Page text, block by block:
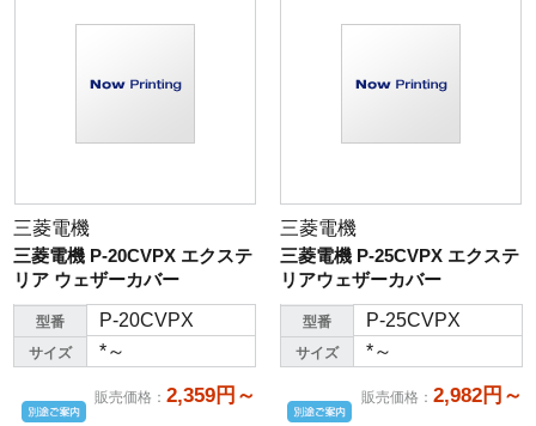
三菱電機
三菱電機 P-20CVPX エクステ
リア ウェザーカバー
型番 P-20CVPX
サイズ *～
販売価格 ： 2,359円～
三菱電機
三菱電機 P-25CVPX エクステ
リアウェザーカバー
型番 P-25CVPX
サイズ *～
販売価格 ： 2,982円～